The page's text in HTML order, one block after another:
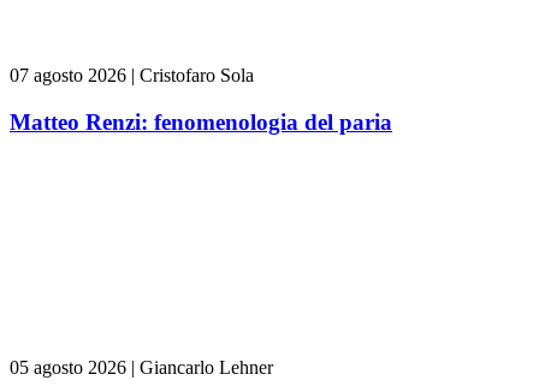
07 agosto 2026 | Cristofaro Sola
Matteo Renzi: fenomenologia del paria
05 agosto 2026 | Giancarlo Lehner